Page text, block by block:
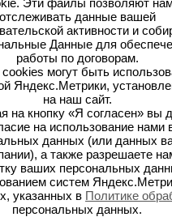
сделать заказ
компании
/ Видео
возврата
оферта
отслеживать данные вашей
активности и
Данные для
работы по договорам.
могут быть
Яндекс.Метрики,
на наш сайт.
на кнопку «Я согласен» вы
на использование нами
данных (или данных
а также разрешаете
ваших персональных
систем
указанных в Политике
персональных данных.